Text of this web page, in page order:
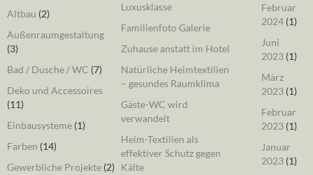
Altbau (2)
Außenraumgestaltung
(3)
Bad / Dusche / WC (7)
Deko und Accessoires
(11)
Einbausysteme (1)
Farben (14)
Gewerbliche Projekte (2)
Luxusklasse
Familienfoto Galerie
Zuhause anstatt im Hotel
Natürliche Heimtextilien
– gesundes Raumklima
Gäste-WC wird
verwandelt
Heim-Textilien als
effektiver Schutz gegen
Kälte
Februar
2024(1)
Juni
2023(1)
März
2023(1)
Februar
2023(1)
Januar
2023(1)